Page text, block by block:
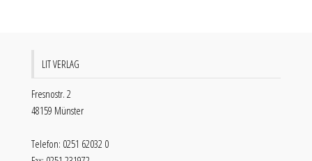
LIT VERLAG
Fresnostr. 2
48159 Münster
Telefon: 0251 62032 0